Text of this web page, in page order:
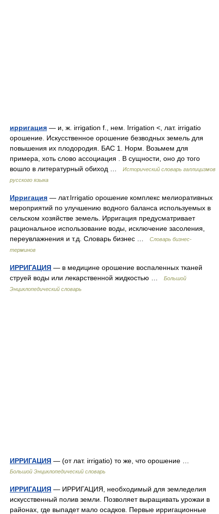
ирригация — и, ж. irrigation f., нем. Irrigation <, лат. irrigatio
орошение. Искусственное орошение безводных земель для
повышения их плодородия. БАС 1. Норм. Возьмем для
примера, хоть слово ассоциация . В сущности, оно до того
вошло в литературный обиход …
Исторический словарь галлицизмов
русского языка
Ирригация — лат.Irrigatio орошение комплекс мелиоративных
мероприятий по улучшению водного баланса используемых в
сельском хозяйстве земель. Ирригация предусматривает
рациональное использование воды, исключение засоления,
переувлажнения и т.д. Словарь бизнес …
Словарь бизнес-
терминов
ИРРИГАЦИЯ — в медицине орошение воспаленных тканей
струей воды или лекарственной жидкостью …
Большой
Энциклопедический словарь
ИРРИГАЦИЯ — (от лат. irrigatio) то же, что орошение …
Большой Энциклопедический словарь
ИРРИГАЦИЯ — ИРРИГАЦИЯ, необходимый для земледелия
искусственный полив земли. Позволяет выращивать урожаи в
районах, где выпадет мало осадков. Первые ирригационные